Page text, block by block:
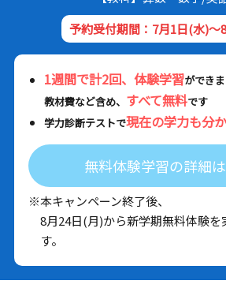
予約受付期間：7月1日(水)～
1週間で計2回、体験学習ができ
教材費など含め、 すべて無料です
学力診断テストで現在の学力も分
無料体験学習の詳細
※本キャンペーン終了後、
8月24日(月)から新学期無料体験を
す。